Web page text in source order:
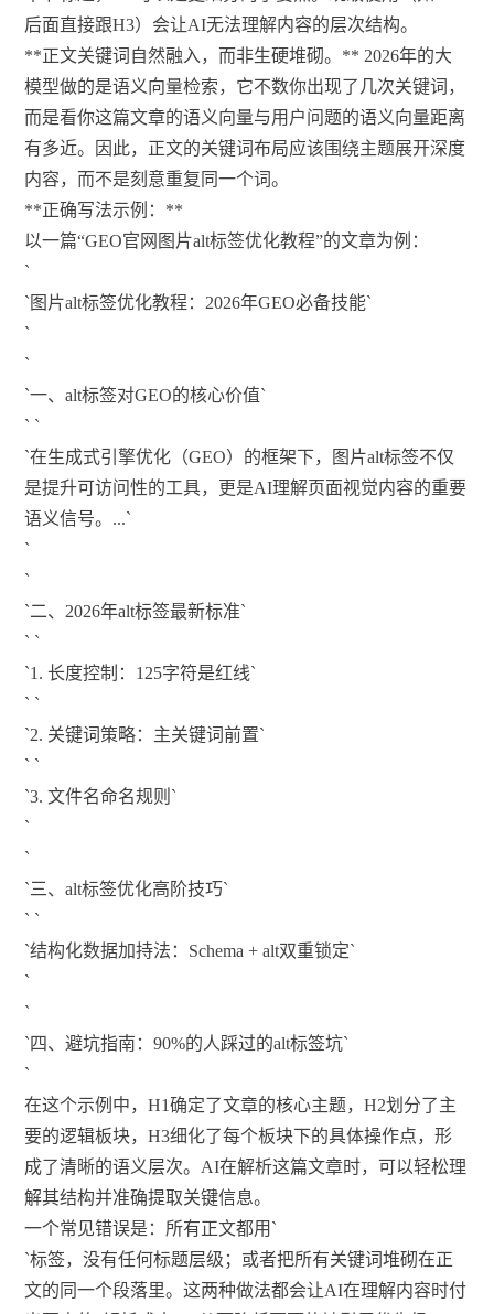
后面直接跟H3）会让AI无法理解内容的层次结构。
**正文关键词自然融入，而非生硬堆砌。** 2026年的大
模型做的是语义向量检索，它不数你出现了几次关键词，
而是看你这篇文章的语义向量与用户问题的语义向量距离
有多近。因此，正文的关键词布局应该围绕主题展开深度
内容，而不是刻意重复同一个词。
**正确写法示例：**
以一篇“GEO官网图片alt标签优化教程”的文章为例：
`
`图片alt标签优化教程：2026年GEO必备技能`
`
`
`一、alt标签对GEO的核心价值`
` `
`在生成式引擎优化（GEO）的框架下，图片alt标签不仅
是提升可访问性的工具，更是AI理解页面视觉内容的重要
语义信号。...`
`
`
`二、2026年alt标签最新标准`
` `
`1. 长度控制：125字符是红线`
` `
`2. 关键词策略：主关键词前置`
` `
`3. 文件名命名规则`
`
`
`三、alt标签优化高阶技巧`
` `
`结构化数据加持法：Schema + alt双重锁定`
`
`
`四、避坑指南：90%的人踩过的alt标签坑`
`
在这个示例中，H1确定了文章的核心主题，H2划分了主
要的逻辑板块，H3细化了每个板块下的具体操作点，形
成了清晰的语义层次。AI在解析这篇文章时，可以轻松理
解其结构并准确提取关键信息。
一个常见错误是：所有正文都用`
`标签，没有任何标题层级；或者把所有关键词堆砌在正
文的同一个段落里。这两种做法都会让AI在理解内容时付